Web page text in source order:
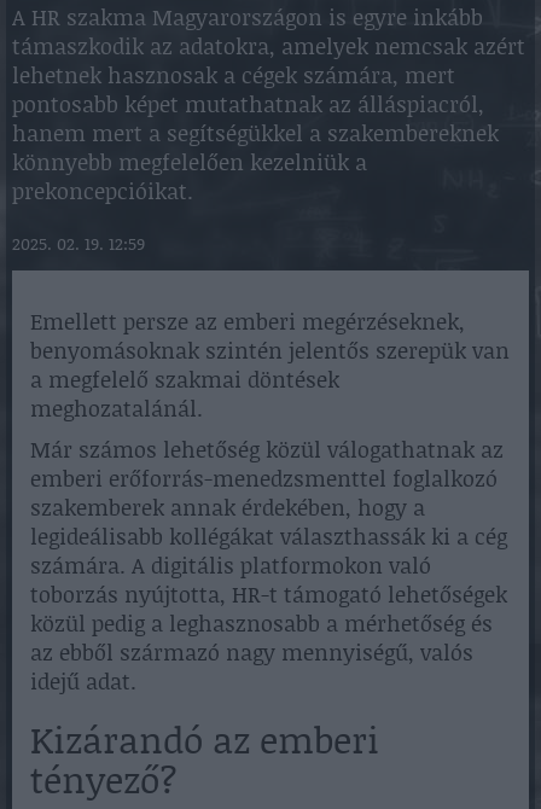
A HR szakma Magyarországon is egyre inkább
támaszkodik az adatokra, amelyek nemcsak azért
lehetnek hasznosak a cégek számára, mert
pontosabb képet mutathatnak az álláspiacról,
hanem mert a segítségükkel a szakembereknek
könnyebb megfelelően kezelniük a
prekoncepcióikat.
2025. 02. 19. 12:59
Emellett persze az emberi megérzéseknek,
benyomásoknak szintén jelentős szerepük van
a megfelelő szakmai döntések
meghozatalánál.
Már számos lehetőség közül válogathatnak az
emberi erőforrás-menedzsmenttel foglalkozó
szakemberek annak érdekében, hogy a
legideálisabb kollégákat választhassák ki a cég
számára. A digitális platformokon való
toborzás nyújtotta, HR-t támogató lehetőségek
közül pedig a leghasznosabb a mérhetőség és
az ebből származó nagy mennyiségű, valós
idejű adat.
Kizárandó az emberi
tényező?